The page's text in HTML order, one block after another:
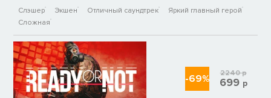
Слэшер Экшен Отличный саундтрек
Яркий главный герой
Сложная
-69% 2240р
699 р